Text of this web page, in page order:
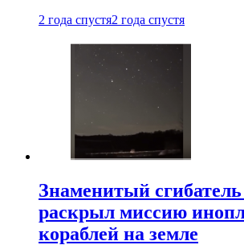
2 года спустя2 года спустя
Знаменитый
раскрыл миссию
кораблей на земле